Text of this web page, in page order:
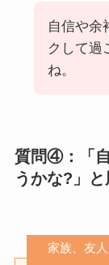
自信や余
クして過
ね。
質問④：「
うかな?」と
家族、友